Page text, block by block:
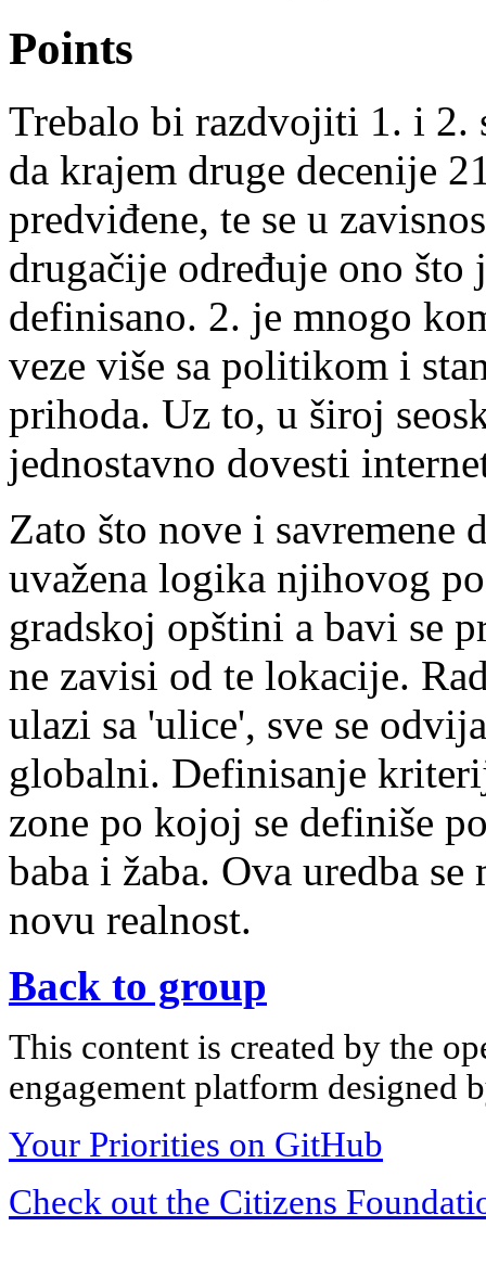
Points
Trebalo bi razdvojiti 1. i 2.
da krajem druge decenije
predviđene, te se u
drugačije određuje ono što
definisano. 2. je mnogo
veze više sa politikom i
prihoda. Uz to, u široj
jednostavno dovesti
Zato što nove i savremene
uvažena logika njihovog
gradskoj opštini a bavi se
ne zavisi od te lokacije.
ulazi sa 'ulice', sve se
globalni. Definisanje
zone po kojoj se definiše
baba i žaba. Ova uredba
novu realnost.
Back to group
This content is created by the
engagement platform designed
Your Priorities on GitHub
Check out the Citizens